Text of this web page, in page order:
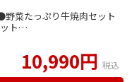
菜たっぷり牛焼肉セット
ト…
10,990円 税込